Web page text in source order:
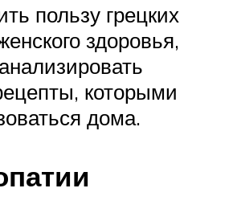
пользу грецких
здоровья,
которыми
дома.